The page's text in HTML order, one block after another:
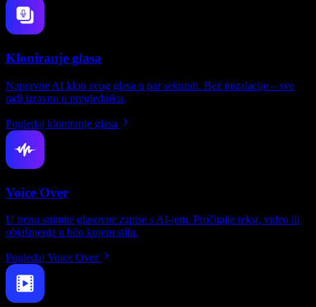
Kloniranje glasa
Napravite AI klon svog glasa u par sekundi. Bez instalacije – sve
radi izravno u pregledniku.
Pogledaj kloniranje glasa
Voice Over
U trenu snimite glasovne zapise s AI-jem. Pročitajte tekst, video ili
objašnjenja u bilo kojem stilu.
Pogledaj Voice Over